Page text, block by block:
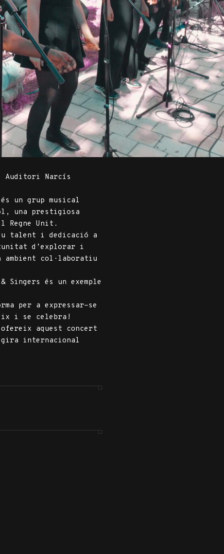
Auditori Narcís
un grup musical
una prestigiosa
Regne Unit.
talent i dedicació a
d’explorar i
ambient col·laboratiu
Singers és un exemple
per a expressar-se
i se celebra!
ofereix aquest concert
internacional